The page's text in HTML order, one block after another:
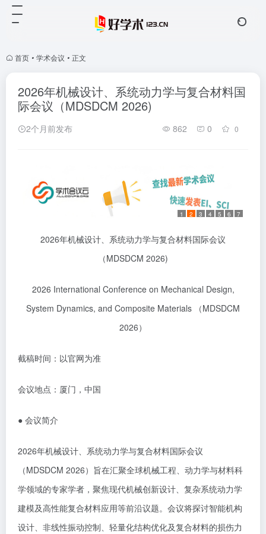
首页 • 学术会议 • 正文
2026年机械设计、系统动力学与复合材料国
际会议（MDSDCM 2026)
2个月前发布 862 0 0
1 2 3 4 5 6 7
2026年机械设计、系统动力学与复合材料国际会议
（MDSDCM 2026)
2026 International Conference on Mechanical Design,
System Dynamics, and Composite Materials
（MDSDCM
2026）
截稿时间：以官网为准
会议地点：厦门，中国
● 会议简介
2026年机械设计、系统动力学与复合材料国际会议
（MDSDCM 2026）旨在汇聚全球机械工程、动力学与材料科
学领域的专家学者，聚焦现代机械创新设计、复杂系统动力学
建模及高性能复合材料应用等前沿议题。会议将探讨智能机构
设计、非线性振动控制、轻量化结构优化及复合材料的损伤力